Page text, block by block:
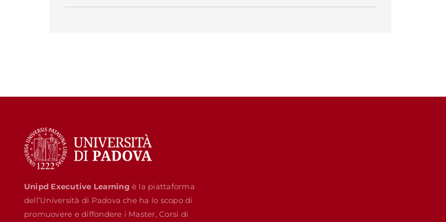
Unipd Executive Learning è la piattaforma
dell’Università di Padova che ha lo scopo di
promuovere e diffondere i Master, Corsi di